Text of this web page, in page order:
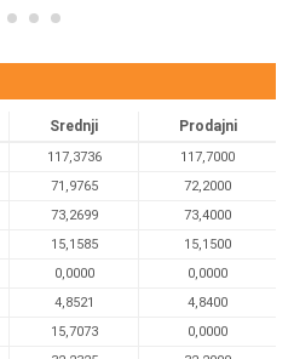
Srednji Prodajni
117,3736
117,7000
71,9765
72,2000
73,2699
73,4000
15,1585
15,1500
0,0000
0,0000
4,8521
4,8400
15,7073
0,0000